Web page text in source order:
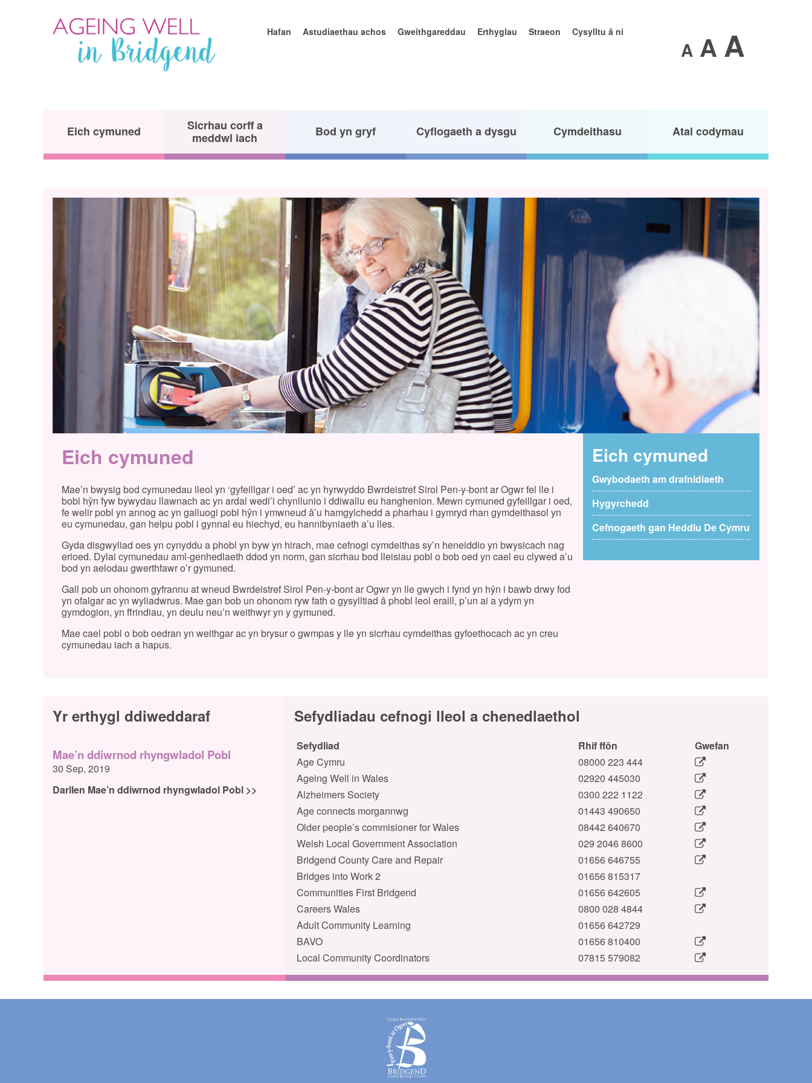
Hafan Astudiaethau achos Gweithgareddau Erthyglau Straeon Cysylltu â ni
A A A
Eich cymuned
Sicrhau corff a
meddwl iach
Bod yn gryf Cyflogaeth a dysgu Cymdeithasu Atal codymau
Eich cymuned
Mae’n bwysig bod cymunedau lleol yn ‘gyfeillgar i oed’ ac yn hyrwyddo Bwrdeistref Sirol Pen-y-bont ar Ogwr fel lle i
bobl hŷn fyw bywydau llawnach ac yn ardal wedi’i chynllunio i ddiwallu eu hanghenion. Mewn cymuned gyfeillgar i oed,
fe welir pobl yn annog ac yn galluogi pobl hŷn i ymwneud â’u hamgylchedd a pharhau i gymryd rhan gymdeithasol yn
eu cymunedau, gan helpu pobl i gynnal eu hiechyd, eu hannibyniaeth a’u lles.
Gyda disgwyliad oes yn cynyddu a phobl yn byw yn hirach, mae cefnogi cymdeithas sy’n heneiddio yn bwysicach nag
erioed. Dylai cymunedau aml-genhedlaeth ddod yn norm, gan sicrhau bod lleisiau pobl o bob oed yn cael eu clywed a’u
bod yn aelodau gwerthfawr o’r gymuned.
Gall pob un ohonom gyfrannu at wneud Bwrdeistref Sirol Pen-y-bont ar Ogwr yn lle gwych i fynd yn hŷn i bawb drwy fod
yn ofalgar ac yn wyliadwrus. Mae gan bob un ohonom ryw fath o gysylltiad â phobl leol eraill, p’un ai a ydym yn
gymdogion, yn ffrindiau, yn deulu neu’n weithwyr yn y gymuned.
Mae cael pobl o bob oedran yn weithgar ac yn brysur o gwmpas y lle yn sicrhau cymdeithas gyfoethocach ac yn creu
cymunedau iach a hapus.
Eich cymuned
Gwybodaeth am drafnidiaeth
Hygyrchedd
Cefnogaeth gan Heddlu De Cymru
Yr erthygl ddiweddaraf
Mae’n ddiwrnod rhyngwladol Pobl
30 Sep, 2019
Darllen Mae’n ddiwrnod rhyngwladol Pobl >>
Sefydliadau cefnogi lleol a chenedlaethol
Sefydliad Rhif ffôn
Gwefan
Age Cymru
08000 223 444
Ageing Well in Wales
02920 445030
Alzheimers Society
0300 222 1122
Age connects morgannwg
01443 490650
Older people’s commisioner for Wales
08442 640670
Welsh Local Government Association
029 2046 8600
Bridgend County Care and Repair
01656 646755
Bridges into Work 2
01656 815317
Communities First Bridgend
01656 642605
Careers Wales
0800 028 4844
Adult Community Learning
01656 642729
BAVO
01656 810400
Local Community Coordinators
07815 579082